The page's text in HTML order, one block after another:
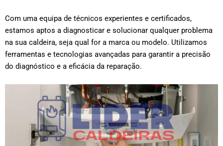
Com uma equipa de técnicos experientes e certificados,
estamos aptos a diagnosticar e solucionar qualquer problema
na sua caldeira, seja qual for a marca ou modelo. Utilizamos
ferramentas e tecnologias avançadas para garantir a precisão
do diagnóstico e a eficácia da reparação.